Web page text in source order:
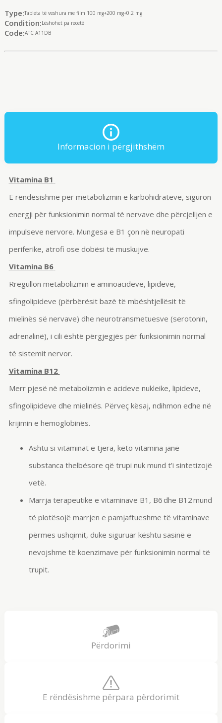
Type:Tableta të veshura me film 100 mg+200 mg+0.2 mg
Condition:Lëshohet pa recetë
Code:ATC A11DB
Informacion i përgjithshëm
Vitamina B1
E rëndësishme për metabolizmin e karbohidrateve, siguron
energji për funksionimin normal të nervave dhe përcjelljen e
impulseve nervore. Mungesa e B1 çon në neuropati
periferike, atrofi ose dobësi të muskujve.
Vitamina B6
Rregullon metabolizmin e aminoacideve, lipideve,
sfingolipideve (përbërësit bazë të mbështjellësit të
mielinës së nervave) dhe neurotransmetuesve (serotonin,
adrenalinë), i cili është përgjegjës për funksionimin normal
të sistemit nervor.
Vitamina B12
Merr pjesë në metabolizmin e acideve nukleike, lipideve,
sfingolipideve dhe mielinës. Përveç kësaj, ndihmon edhe në
krijimin e hemoglobinës.
Ashtu si vitaminat e tjera, këto vitamina janë
substanca thelbësore që trupi nuk mund t’i sintetizojë
vetë.
Marrja terapeutike e vitaminave B1 , B6 dhe B12mund
të plotësojë marrjen e pamjaftueshme të vitaminave
përmes ushqimit, duke siguruar kështu sasinë e
nevojshme të koenzimave për funksionimin normal të
trupit.
Përdorimi
E rëndësishme përpara përdorimit